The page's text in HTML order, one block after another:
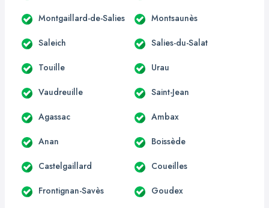
Montgaillard-de-Salies Montsaunès
Saleich Salies-du-Salat
Touille Urau
Vaudreuille Saint-Jean
Agassac Ambax
Anan Boissède
Castelgaillard Coueilles
Frontignan-Savès Goudex